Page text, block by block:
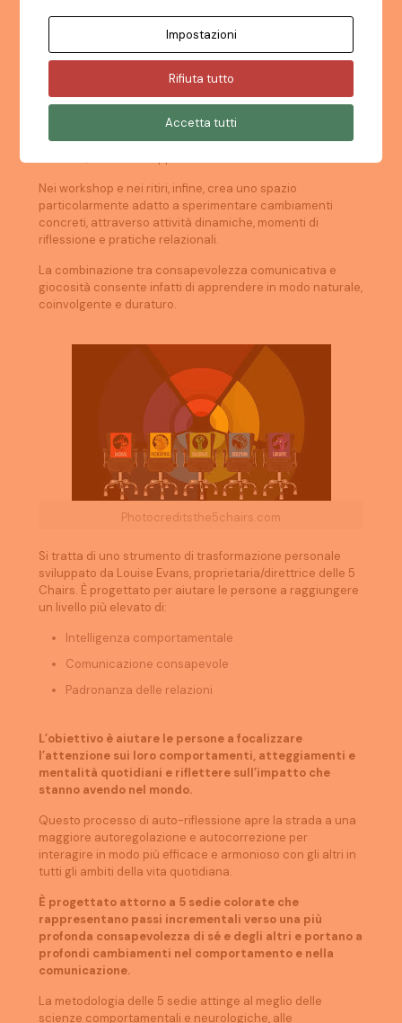
il rafforzamento della leadership positiva;
un clima più collaborativo e costruttivo.
Nei contesti aziendali questo approccio integrato aiuta i
team a lavorare in modo più armonioso ed efficace.
Nelle scuole offre agli insegnanti e agli studenti strumenti
semplici ma profondi per migliorare la qualità delle
Nei workshop e nei ritiri, infine, crea uno spazio
particolarmente adatto a sperimentare cambiamenti
concreti, attraverso attività dinamiche, momenti di
riflessione e pratiche relazionali.
La combinazione tra consapevolezza comunicativa e
giocosità consente infatti di apprendere in modo naturale,
coinvolgente e duraturo.
Photocreditsthe5chairs.com
Si tratta di uno strumento di trasformazione personale
sviluppato da Louise Evans, proprietaria/direttrice delle 5
Chairs. È progettato per aiutare le persone a raggiungere
un livello più elevato di:
Intelligenza comportamentale
Comunicazione consapevole
Padronanza delle relazioni
L’obiettivo è aiutare le persone a focalizzare
l’attenzione sui loro comportamenti, atteggiamenti e
mentalità quotidiani e riflettere sull’impatto che
stanno avendo nel mondo.
Questo processo di auto-riflessione apre la strada a una
maggiore autoregolazione e autocorrezione per
interagire in modo più efficace e armonioso con gli altri in
tutti gli ambiti della vita quotidiana.
È progettato attorno a 5 sedie colorate che
rappresentano passi incrementali verso una più
profonda consapevolezza di sé e degli altri e portano a
profondi cambiamenti nel comportamento e nella
comunicazione.
La metodologia delle 5 sedie attinge al meglio delle
scienze comportamentali e neurologiche, alle
Impostazioni
Rifiuta tutto
Accetta tutti